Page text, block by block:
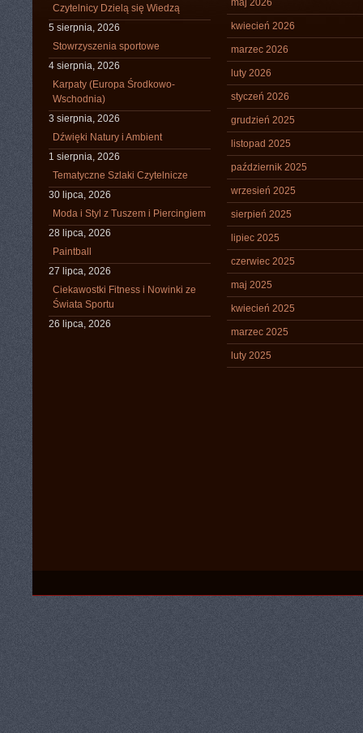
Czytelnicy Dzielą się Wiedzą
5 sierpnia, 2026
Stowrzyszenia sportowe
4 sierpnia, 2026
Karpaty (Europa Środkowo-
Wschodnia)
3 sierpnia, 2026
Dźwięki Natury i Ambient
1 sierpnia, 2026
Tematyczne Szlaki Czytelnicze
30 lipca, 2026
Moda i Styl z Tuszem i Piercingiem
28 lipca, 2026
Paintball
27 lipca, 2026
Ciekawostki Fitness i Nowinki ze
Świata Sportu
26 lipca, 2026
kwiecień 2026
marzec 2026
luty 2026
styczeń 2026
grudzień 2025
listopad 2025
październik 2025
wrzesień 2025
sierpień 2025
lipiec 2025
czerwiec 2025
maj 2025
kwiecień 2025
marzec 2025
luty 2025